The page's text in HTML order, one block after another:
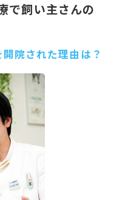
で飼い主さんの
院された理由は？